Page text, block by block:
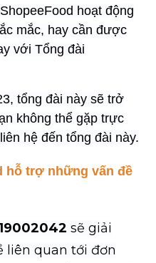
ShopeeFood hoạt động
mắc, hay cần được
với Tổng đài
tổng đài này sẽ trở
không thể gặp trực
hệ đến tổng đài này.
hỗ trợ những vấn đề
sẽ giải
liên quan tới đơn